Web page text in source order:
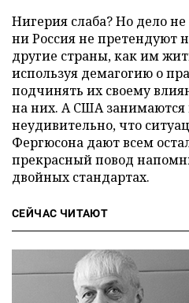
Нигерия слаба? Но дело
ни Россия не претендуют
другие страны, как им
используя демагогию о
подчинять их своему
на них. А США занимаются
неудивительно, что
Фергюсона дают всем
прекрасный повод
двойных стандартах.
СЕЙЧАС ЧИТАЮТ